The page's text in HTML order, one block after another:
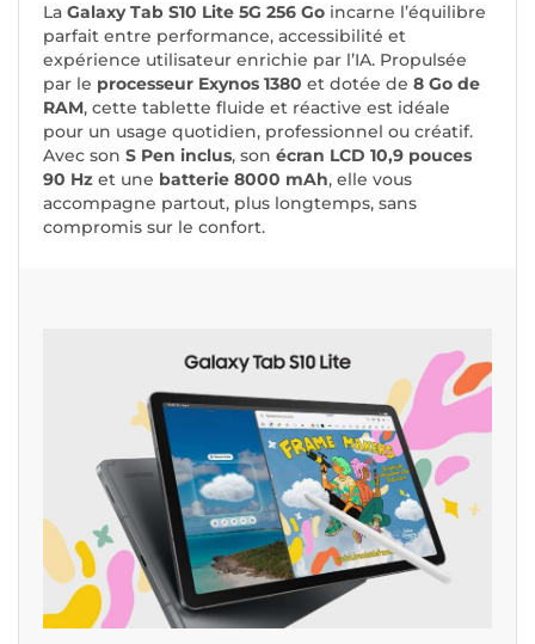
La Galaxy Tab S10 Lite 5G 256 Go incarne l’équilibre
parfait entre performance, accessibilité et
expérience utilisateur enrichie par l’IA. Propulsée
par le processeur Exynos 1380 et dotée de 8 Go de
RAM, cette tablette fluide et réactive est idéale
pour un usage quotidien, professionnel ou créatif.
Avec son S Pen inclus, son écran LCD 10,9 pouces
90 Hz et une batterie 8000 mAh, elle vous
accompagne partout, plus longtemps, sans
compromis sur le confort.